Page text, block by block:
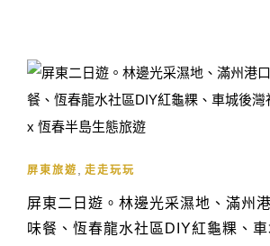
屏東旅遊 走走玩玩
屏東二日遊。林邊光采濕地、滿州
味餐、恆春龍水社區DIY紅龜粿、